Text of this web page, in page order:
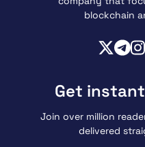
blockchain
Get
Join over million
delivered